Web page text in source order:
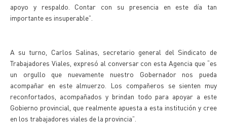
apoyo y respaldo. Contar con su presencia en este día tan
importante es insuperable”.
A su turno, Carlos Salinas, secretario general del Sindicato de
Trabajadores Viales, expresó al conversar con esta Agencia que “es
un orgullo que nuevamente nuestro Gobernador nos pueda
acompañar en este almuerzo. Los compañeros se sienten muy
reconfortados, acompañados y brindan todo para apoyar a este
Gobierno provincial, que realmente apuesta a esta institución y cree
en los trabajadores viales de la provincia”.